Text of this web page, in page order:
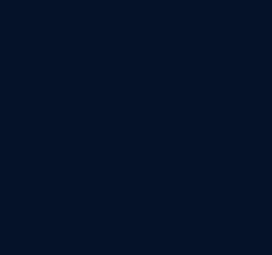
U theksua nevoja
përjashtime në të
projektim,
kompetencat e
inxhinierëve të
U diskutua